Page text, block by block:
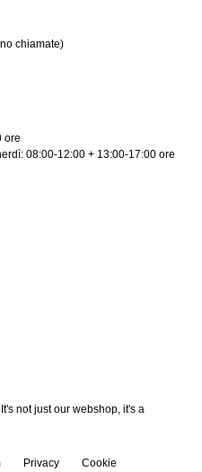
chiamate)
ore
08:00-12:00 + 13:00-17:00 ore
not just our webshop, it's a
Privacy Cookie